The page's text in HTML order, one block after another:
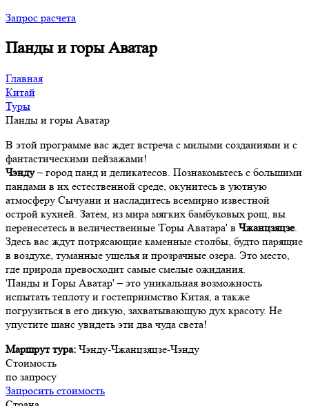
Запрос расчета
Панды и горы Аватар
Главная
Китай
Туры
Панды и горы Аватар
В этой программе вас ждет встреча с милыми созданиями и с
фантастическими пейзажами!
Чэнду– город панд и деликатесов. Познакомьтесь с большими
пандами в их естественной среде, окунитесь в уютную
атмосферу Сычуани и насладитесь всемирно известной
острой кухней. Затем, из мира мягких бамбуковых рощ, вы
перенесетесь в величественные 'Горы Аватара' в Чжанцзяцзе.
Здесь вас ждут потрясающие каменные столбы, будто парящие
в воздухе, туманные ущелья и прозрачные озера. Это место,
где природа превосходит самые смелые ожидания.
'Панды и Горы Аватар' – это уникальная возможность
испытать теплоту и гостеприимство Китая, а также
погрузиться в его дикую, захватывающую дух красоту. Не
упустите шанс увидеть эти два чуда света!
Маршрут тура: Чэнду-Чжанцзяцзе-Чэнду
Стоимость
по запросу
Запросить стоимость